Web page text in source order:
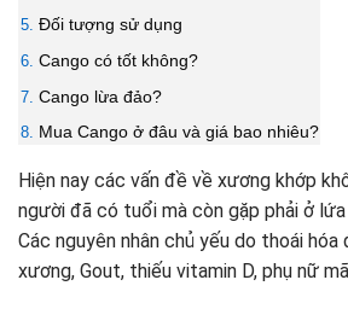
Đối tượng sử dụng
Cango có tốt không?
Cango lừa đảo?
Mua Cango ở đâu và giá bao nhiêu?
Hiện nay các vấn đề về xương khớp
người đã có tuổi mà còn gặp phải ở
Các nguyên nhân chủ yếu do thoái
xương, Gout, thiếu vitamin D, phụ nữ